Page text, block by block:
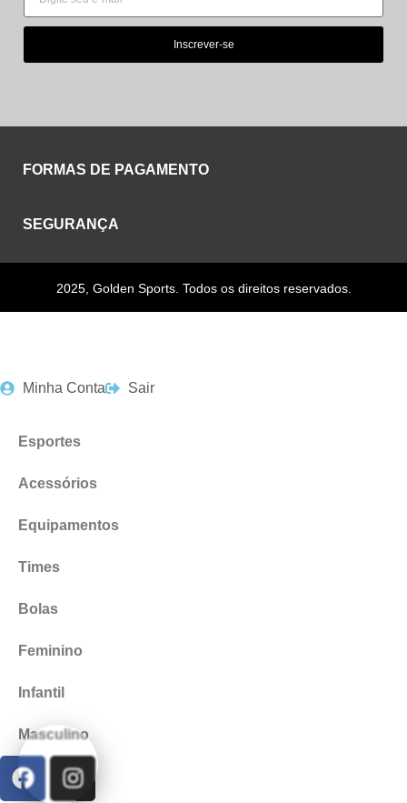
Inscrever-se
FORMAS DE PAGAMENTO
SEGURANÇA
2025, Golden Sports. Todos os direitos reservados.
Minha Conta Sair
Esportes
Acessórios
Equipamentos
Times
Bolas
Feminino
Infantil
Masculino